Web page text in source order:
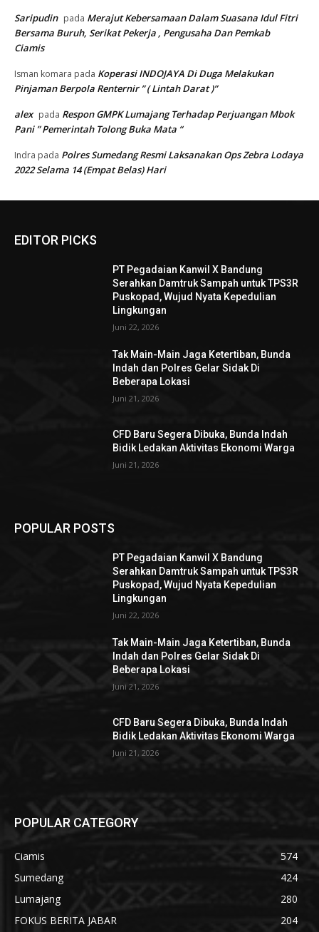
Saripudin pada Merajut Kebersamaan Dalam Suasana Idul Fitri
Bersama Buruh, Serikat Pekerja , Pengusaha Dan Pemkab
Ciamis
Isman komara pada Koperasi INDOJAYA Di Duga Melakukan
Pinjaman Berpola Renternir ” ( Lintah Darat )”
alex pada Respon GMPK Lumajang Terhadap Perjuangan Mbok
Pani ” Pemerintah Tolong Buka Mata “
Indra pada Polres Sumedang Resmi Laksanakan Ops Zebra Lodaya
2022 Selama 14 (Empat Belas) Hari
EDITOR PICKS
PT Pegadaian Kanwil X Bandung
Serahkan Damtruk Sampah untuk TPS3R
Puskopad, Wujud Nyata Kepedulian
Lingkungan
Juni 22, 2026
Tak Main-Main Jaga Ketertiban, Bunda
Indah dan Polres Gelar Sidak Di
Beberapa Lokasi
Juni 21, 2026
CFD Baru Segera Dibuka, Bunda Indah
Bidik Ledakan Aktivitas Ekonomi Warga
Juni 21, 2026
POPULAR POSTS
PT Pegadaian Kanwil X Bandung
Serahkan Damtruk Sampah untuk TPS3R
Puskopad, Wujud Nyata Kepedulian
Lingkungan
Juni 22, 2026
Tak Main-Main Jaga Ketertiban, Bunda
Indah dan Polres Gelar Sidak Di
Beberapa Lokasi
Juni 21, 2026
CFD Baru Segera Dibuka, Bunda Indah
Bidik Ledakan Aktivitas Ekonomi Warga
Juni 21, 2026
POPULAR CATEGORY
Ciamis
574
Sumedang
424
Lumajang
280
FOKUS BERITA JABAR
204